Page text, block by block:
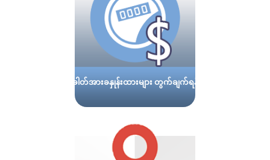
ဓါတ်အားခနှုန်းထားများ တွက်ချက်ရန်